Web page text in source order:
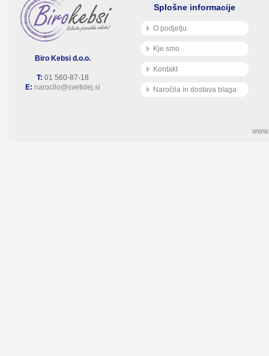
Biro Kebsi d.o.o.
T: 01 560-87-18
E: narocilo@svetidej.si
Splošne informacije
O podjetju
Kje smo
Kontakt
Naročila in dostava blaga